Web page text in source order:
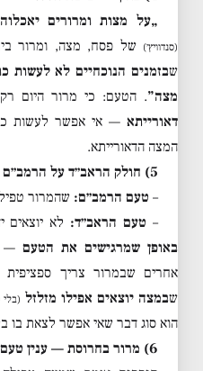
„על מצות ומרורים
(סנדוויץ׳) של פסח, מצה, ומרור
שבזמנים הנוכחיים לא לעשות
מצה”. הטעם: כי מרור היום
דאורייתא — אי אפשר לעשות
המצה הדאורייתא.
5) חולק הראב״ד על הרמב״ם — טעם ל„מרור טפילה למצה”:
– טעם הרמב״ם: שהמרור
– טעם הראב״ד: לא יוצאים
באופן שמרגישים את הטעם—
אחרים שבמרור צריך ספציפית
שבמצה יוצאים אפילו מזלזל
הוא סוג דבר שאי אפשר לצאת בו
6) מרור בחרוסת — ענין טעם מרור: